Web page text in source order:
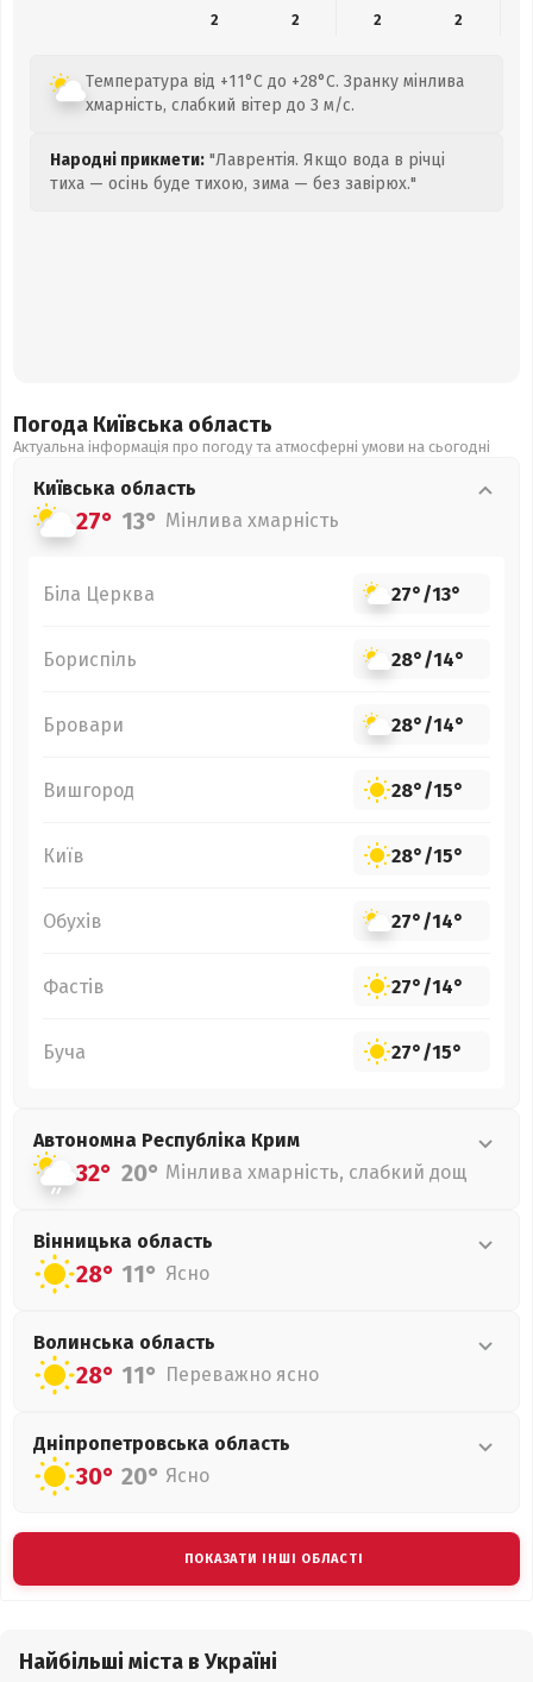
2
2 2 2
Температура від +11°C до +28°C. Зранку мінлива
хмарність, слабкий вітер до 3 м/с.
Народні прикмети: "Лаврентія. Якщо вода в річці
тиха — осінь буде тихою, зима — без завірюх."
Погода Київська область
Актуальна інформація про погоду та атмосферні умови на сьогодні
Київська область
27° 13° Мінлива хмарність
Біла Церква 27°/13°
Бориспіль 28°/14°
Бровари 28°/14°
Вишгород 28°/15°
Київ 28°/15°
Обухів 27°/14°
Фастів 27°/14°
Буча 27°/15°
Автономна Республіка Крим
32° 20° Мінлива хмарність, слабкий дощ
Вінницька область
28° 11° Ясно
Волинська область
28° 11° Переважно ясно
Дніпропетровська область
30° 20° Ясно
ПОКАЗАТИ ІНШІ ОБЛАСТІ
Найбільші міста в Україні